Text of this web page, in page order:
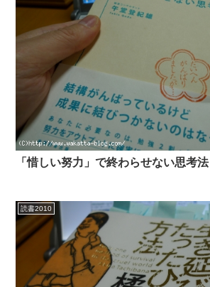
「惜しい努力」で終わらせない思考法
読書2010